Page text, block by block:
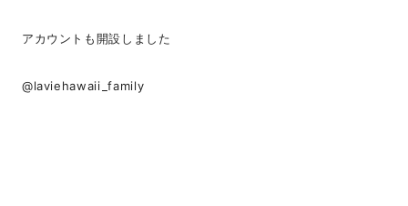
アカウントも開設しました
@laviehawaii_family